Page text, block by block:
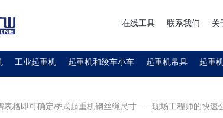
在线工具 联系我们 关
工业起重机 起重机和绞车小车 起重机吊具 起重
表格即可确定桥式起重机钢丝绳尺寸——现场工程师的快速